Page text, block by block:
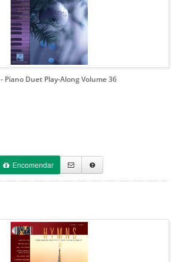
- Piano Duet Play-Along Volume 36
Encomendar